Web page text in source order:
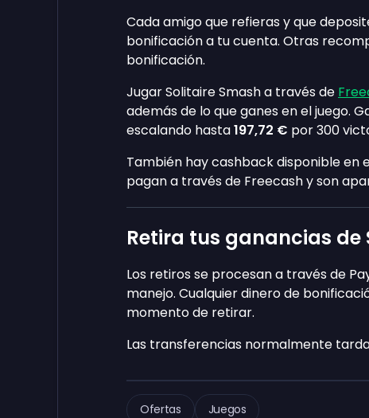
Cada amigo que refieras y que
bonificación a tu cuenta. Otras
bonificación.
Jugar Solitaire Smash a través de
además de lo que ganes en el juego.
escalando hasta197,72 € por 300
También hay cashback disponible en
pagan a través de Freecash y son
Retira tus ganancias de
Los retiros se procesan a través de
manejo. Cualquier dinero de
momento de retirar.
Las transferencias normalmente
Ofertas Juegos